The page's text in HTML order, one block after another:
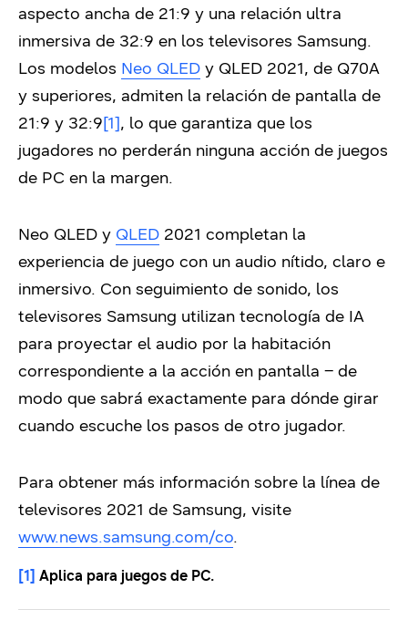
aspecto ancha de 21:9 y una relación ultra
inmersiva de 32:9 en los televisores Samsung.
Los modelos Neo QLED y QLED 2021, de Q70A
y superiores, admiten la relación de pantalla de
21:9 y 32:9[1], lo que garantiza que los
jugadores no perderán ninguna acción de juegos
de PC en la margen.
Neo QLED y QLED 2021 completan la
experiencia de juego con un audio nítido, claro e
inmersivo. Con seguimiento de sonido, los
televisores Samsung utilizan tecnología de IA
para proyectar el audio por la habitación
correspondiente a la acción en pantalla – de
modo que sabrá exactamente para dónde girar
cuando escuche los pasos de otro jugador.
Para obtener más información sobre la línea de
televisores 2021 de Samsung, visite
www.news.samsung.com/co.
[1] Aplica para juegos de PC.